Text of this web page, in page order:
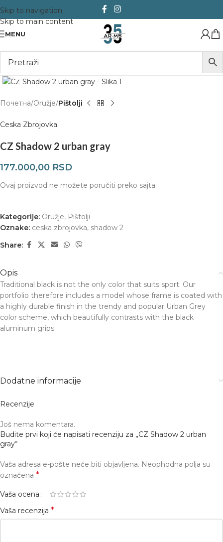
Skip to navigation
Skip to main content
MENU
Почетна Oružje Pištolji
Ceska Zbrojovka
CZ Shadow 2 urban gray
177.000,00 RSD
Ovaj proizvod ne možete poručiti preko sajta.
Kategorije: Oružje, Pištolji
Oznake: ceska zbrojovka, shadow 2
Share:
Opis
Traditional black is not the only color that suits sport. Our
portfolio therefore includes a model whose frame is coated with
a highly durable finish in the trendy and popular Urban Grey
color scheme, which beautifully contrasts with the black
aluminum grips.
Dodatne informacije
Recenzije
Još nema komentara.
Budite prvi koji će napisati recenziju za „CZ Shadow 2 urban
gray“
Vaša adresa e-pošte neće biti objavljena. Neophodna polja su
označena *
Vaša ocena
Vaša recenzija *